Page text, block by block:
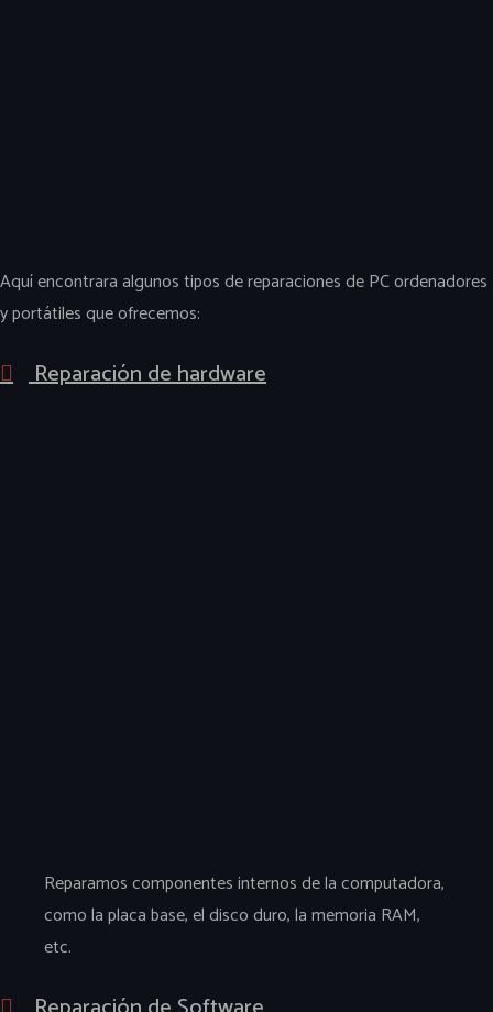
Aquí encontrara algunos tipos de reparaciones de PC ordenadores
y portátiles que ofrecemos:
Reparación de hardware
Reparamos componentes internos de la computadora,
como la placa base, el disco duro, la memoria RAM,
etc.